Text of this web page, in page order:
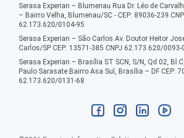
Serasa Experian – Blumenau Rua Dr. Léo de
– Bairro Velha, Blumenau/SC - CEP: 89036-239
62.173.620/0104-95
Serasa Experian – São Carlos Av. Doutor Heitor
Carlos/SP CEP: 13571-385 CNPJ 62.173.620/0093-
Serasa Experian – Brasília ST SCN, S/N, Qd 02, Bl
Paulo Sarasate Bairro Asa Sul, Brasília – DF CEP:
62.173.620/0131-68